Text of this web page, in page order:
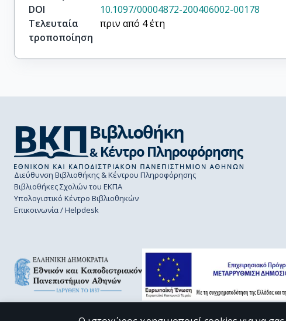
DOI
10.1097/00004872-200406002-00178
Τελευταία
τροποποίηση
πριν από 4 έτη
Διεύθυνση Βιβλιοθήκης & Κέντρου Πληροφόρησης
Βιβλιοθήκες Σχολών του ΕΚΠΑ
Υπολογιστικό Κέντρο Βιβλιοθηκών
Επικοινωνία / Helpdesk